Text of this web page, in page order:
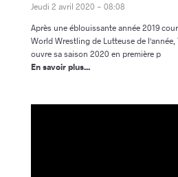
Jeudi 2 avril 2020 - 08:08
Après une éblouissante année 2019
World Wrestling de Lutteuse de l'année,
ouvre sa saison 2020 en première p
En savoir plus...